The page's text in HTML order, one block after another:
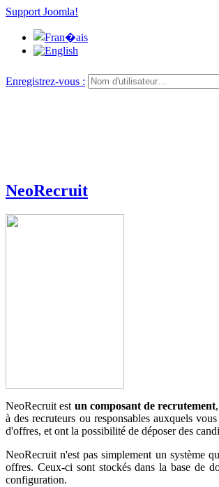
Support Joomla!
Enregistrez-vous :
NeoRecruit
NeoRecruit est un composant de recrutement
à des recruteurs ou responsables auxquels
d'offres, et ont la possibilité de déposer des
NeoRecruit n'est pas simplement un système
offres. Ceux-ci sont stockés dans la base de
configuration.